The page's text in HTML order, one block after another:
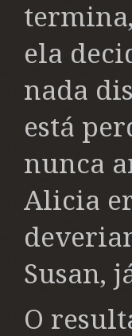
ela
nada
está
nunca
Alicia
Susan,
O